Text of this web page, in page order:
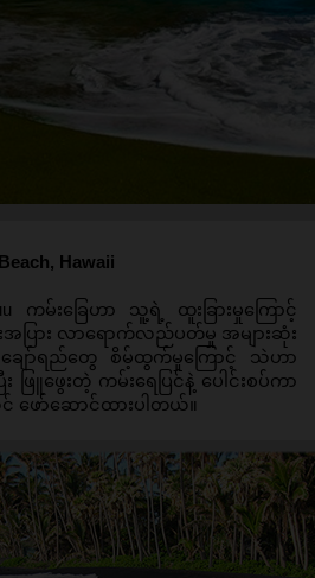
Hawaii
ကမ်းခြေဟာ သူ့ရဲ့ ထူးခြားမှုကြောင့်
ပြား လာရောက်လည်ပတ်မှု အများဆုံး
ျော်ရည်တွေ စိမ့်ထွက်မှုကြောင့် သဲဟာ
ဖြူဖွေးတဲ့ ကမ်းရေပြင်နဲ့ ပေါင်းစပ်ကာ
ော်ဆောင်ထားပါတယ်။